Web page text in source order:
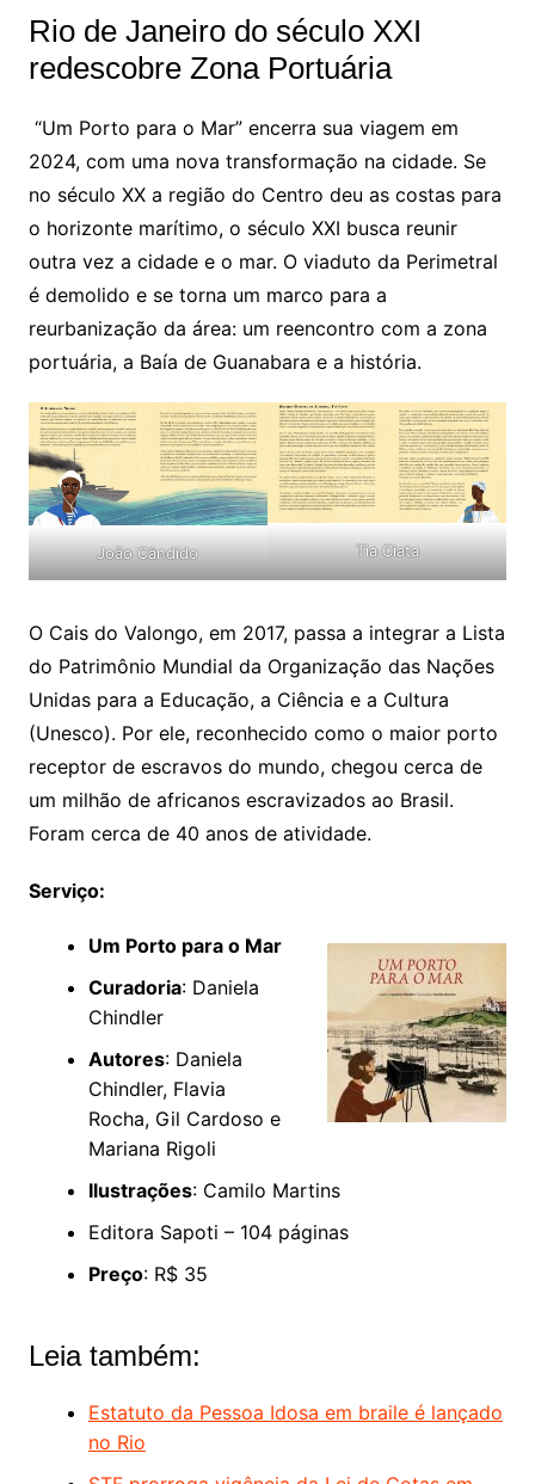
Rio de Janeiro do século XXI
redescobre Zona Portuária
“Um Porto para o Mar” encerra sua viagem em
2024, com uma nova transformação na cidade. Se
no século XX a região do Centro deu as costas para
o horizonte marítimo, o século XXI busca reunir
outra vez a cidade e o mar. O viaduto da Perimetral
é demolido e se torna um marco para a
reurbanização da área: um reencontro com a zona
portuária, a Baía de Guanabara e a história.
João Cândido Tia Ciata
O Cais do Valongo, em 2017, passa a integrar a Lista
do Patrimônio Mundial da Organização das Nações
Unidas para a Educação, a Ciência e a Cultura
(Unesco). Por ele, reconhecido como o maior porto
receptor de escravos do mundo, chegou cerca de
um milhão de africanos escravizados ao Brasil.
Foram cerca de 40 anos de atividade.
Serviço:
Um Porto para o Mar
Curadoria: Daniela
Chindler
Autores: Daniela
Chindler, Flavia
Rocha, Gil Cardoso e
Mariana Rigoli
Ilustrações: Camilo Martins
Editora Sapoti – 104 páginas
Preço: R$ 35
Leia também:
Estatuto da Pessoa Idosa em braile é lançado
no Rio